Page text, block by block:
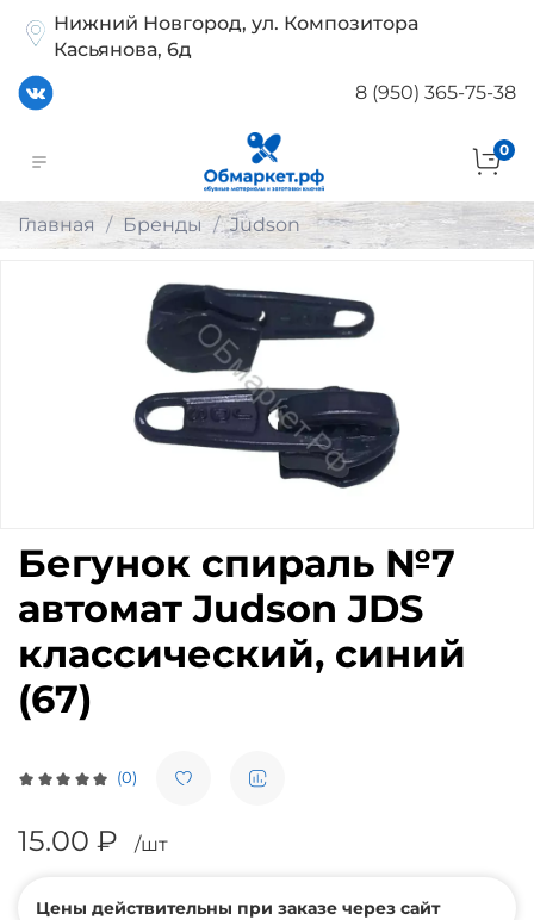
Нижний Новгород, ул. Композитора
Касьянова, 6д
8 (950) 365-75-38
0
Главная Бренды Judson
(0)
Бегунок спираль №7
автомат Judson JDS
классический, синий
(67)
15.00 ₽ /шт
Цены действительны при заказе через сайт